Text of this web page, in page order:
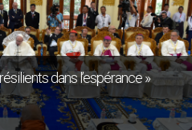
dans l’espérance »